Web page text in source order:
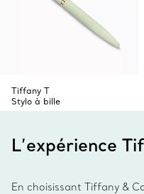
Tiffany T
Stylo à bille
L’expérience
En choisissant Tiffany &